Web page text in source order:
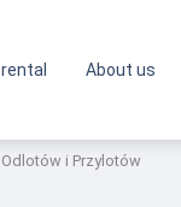
About us
i Przylotów